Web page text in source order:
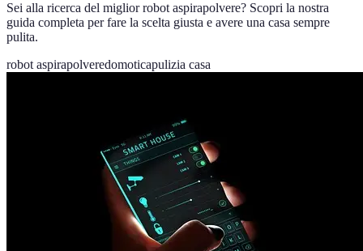
Sei alla ricerca del miglior robot aspirapolvere? Scopri la nostra
guida completa per fare la scelta giusta e avere una casa sempre
pulita.
robot aspirapolveredomoticapulizia casa